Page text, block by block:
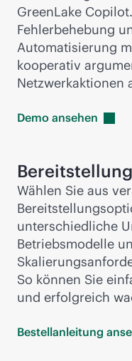
GreenLake
Fehlerbehebung
Automatisierung
kooperativ
Netzwerkaktionen
Demo ansehen
Wählen Sie aus
unterschiedliche
Betriebsmodelle
So können Sie
und erfolgreich
Bestellanleitung